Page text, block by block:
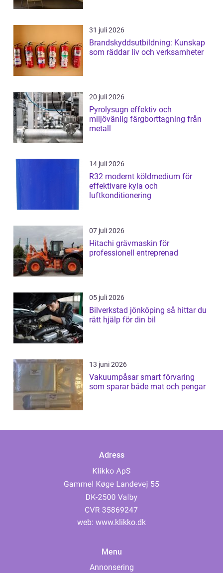
31 juli 2026
Brandskyddsutbildning: Kunskap
som räddar liv och verksamheter
20 juli 2026
Pyrolysugn effektiv och
miljövänlig färgborttagning från
metall
14 juli 2026
R32 modernt köldmedium för
effektivare kyla och
luftkonditionering
07 juli 2026
Hitachi grävmaskin för
professionell entreprenad
05 juli 2026
Bilverkstad jönköping så hittar du
rätt hjälp för din bil
13 juni 2026
Vakuumpåsar smart förvaring
som sparar både mat och pengar
Adress
web: www.klikko.dk
Menu
Annonsering